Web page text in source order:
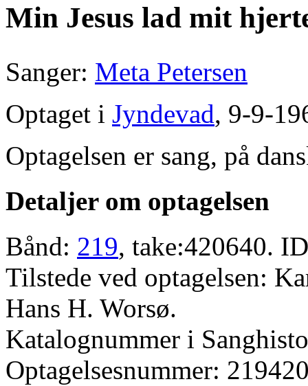
Min Jesus lad mit
Sanger: Meta Petersen
Optaget i Jyndevad, 9-9-
Optagelsen er sang, på
Detaljer om optagelsen
Bånd: 219, take:420640.
Tilstede ved optagelsen:
Hans H. Worsø.
Katalognummer i
Optagelsesnummer: